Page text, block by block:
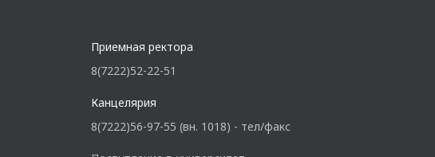
Приемная ректора
8(7222)52-22-51
Канцелярия
8(7222)56-97-55 (вн. 1018) - тел/факс